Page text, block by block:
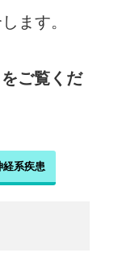
ます。
ご覧くだ
系疾患